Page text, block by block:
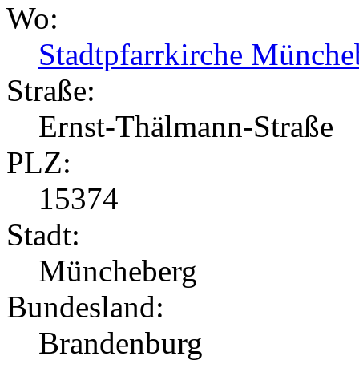
Wo:
Stadtpfarrkirche
Straße:
Ernst-Thälmann-Straße
PLZ:
15374
Stadt:
Müncheberg
Bundesland:
Brandenburg